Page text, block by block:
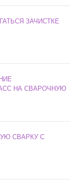
ЗАЧИСТКЕ
НА СВАРОЧНУЮ
СВАРКУ С